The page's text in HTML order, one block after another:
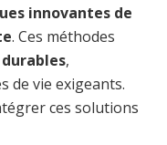
innovantes de
. Ces méthodes
,
de vie exigeants.
ces solutions